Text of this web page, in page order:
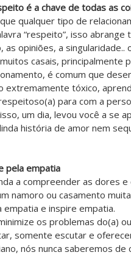
é a chave de todas as
qualquer tipo de
“respeito”, isso
as opiniões, a singularidade..
casais, principalmente
é comum que
extremamente tóxico,
para com a
um dia, levou você a se
história de amor nem
pela empatia
a compreender as dores
namoro ou casamento
empatia e inspire empatia.
os problemas do(a)
somente escutar e
nós nunca saberemos